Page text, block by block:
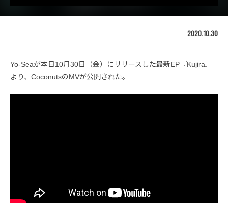
2020.10.30
Yo-Seaが本日10月30日（金）にリリースした最新EP『Kujira』
より、CoconutsのMVが公開された。